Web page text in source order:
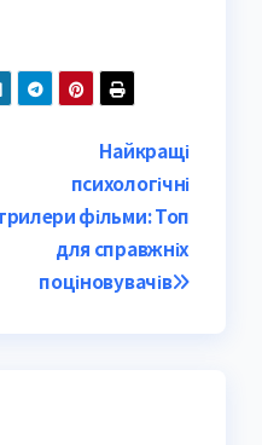
Найкращі
психологічні
фільми: Топ
для справжніх
поціновувачів